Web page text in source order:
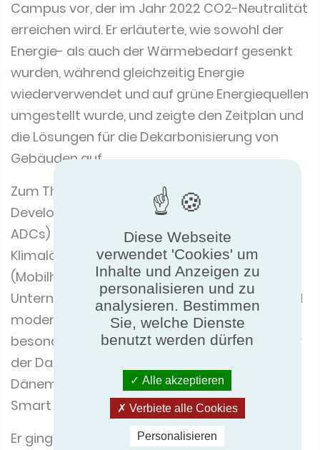
erreichen wird. Er erläuterte, wie sowohl der
Energie- als auch der Wärmebedarf gesenkt
wurden, während gleichzeitig Energie
wiederverwendet und auf grüne Energiequellen
umgestellt wurde, und zeigte den Zeitplan und
die Lösungen für die Dekarbonisierung von
Gebäuden auf.
Zum Thema Danfoss Application
Development Centres (auch bekannt als
ADCs) erklärte Jörg, dass es Zentren für
Klimalösungen, Antriebe und Energielösungen
(Mobilhydraulik) gibt. Die Zentren bieten den
Unternehmen fachkundige Unterstützung und
modernste Testeinrichtungen. Von
besonderem Interesse für die Delegierten war
der Danfoss Smart Store in Nordborg,
Dänemark, der einen vollständig integrierten
Smart Store-Supermarkt und ADC bietet.
Er ging näher auf den Smart Store ein und
erklärte, wie ein vernetztes System für Kühlung,
Diese Webseite
verwendet 'Cookies' um
Inhalte und Anzeigen zu
personalisieren und zu
analysieren. Bestimmen
Sie, welche Dienste
benutzt werden dürfen
Alle akzeptieren
Verbiete alle Cookies
Personalisieren